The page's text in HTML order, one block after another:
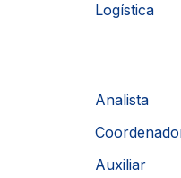
Logística
Analista
Auxiliar